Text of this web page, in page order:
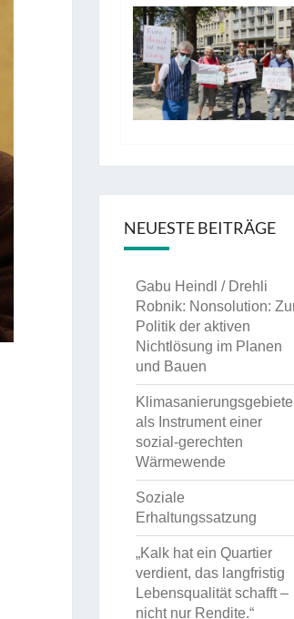
NEUESTE BEITRÄGE
Gabu Heindl / Drehli
Robnik: Nonsolution:
Politik der aktiven
Nichtlösung im Planen
und Bauen
Klimasanierungsgebiete
als Instrument einer
sozial-gerechten
Wärmewende
Soziale
Erhaltungssatzung
„Kalk hat ein Quartier
verdient, das langfristig
Lebensqualität schafft –
nicht nur Rendite.“